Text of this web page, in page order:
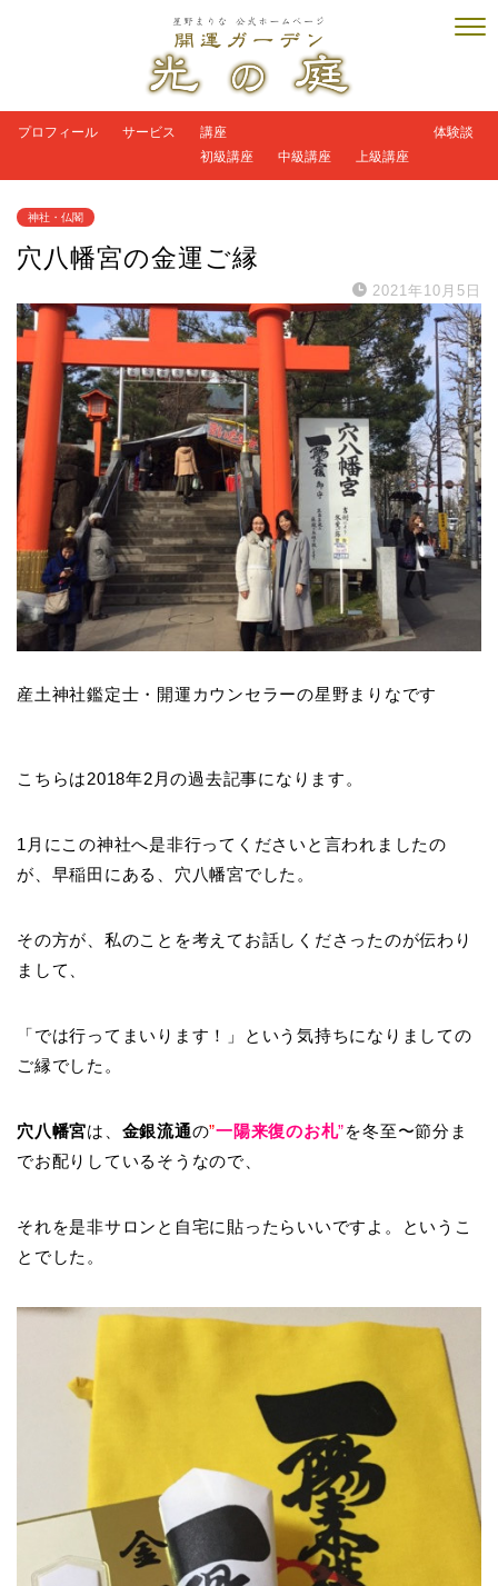
プロフィール サービス
講座
初級講座
中級講座 上級講座
体験談
神社・仏閣
穴八幡宮の金運ご縁
2021年10月5日
産土神社鑑定士・開運カウンセラーの星野まりなです
こちらは2018年2月の過去記事になります。
1月にこの神社へ是非行ってくださいと言われましたの
が、早稲田にある、穴八幡宮でした。
その方が、私のことを考えてお話しくださったのが伝わり
まして、
「では行ってまいります！」という気持ちになりましての
ご縁でした。
穴八幡宮は、 金銀流通の”一陽来復のお札”を冬至〜節分ま
でお配りしているそうなので、
それを是非サロンと自宅に貼ったらいいですよ。というこ
とでした。